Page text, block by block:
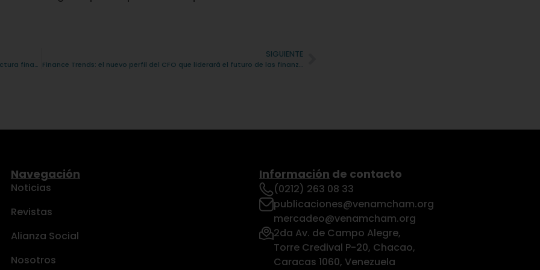
“CONEXUS, construyendo la próxima generación de infraestructura financiera”
SIGUIENTE
Finance Trends: el nuevo perfil del CFO que liderará el futuro de las finanzas
Navegación
Noticias
Revistas
Alianza Social
Nosotros
Información de contacto
(0212) 263 08 33
publicaciones@venamcham.org
mercadeo@venamcham.org
2da Av. de Campo Alegre,
Torre Credival P-20, Chacao,
Caracas 1060, Venezuela